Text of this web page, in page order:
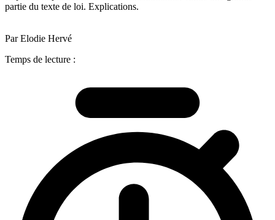
partie du texte de loi. Explications.
Par Elodie Hervé
Temps de lecture :